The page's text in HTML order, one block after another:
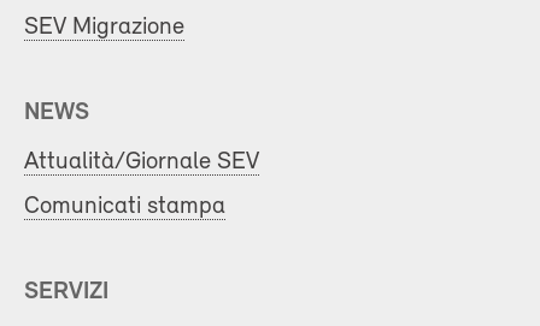
SEV Migrazione
NEWS
Attualità/Giornale SEV
Comunicati stampa
SERVIZI